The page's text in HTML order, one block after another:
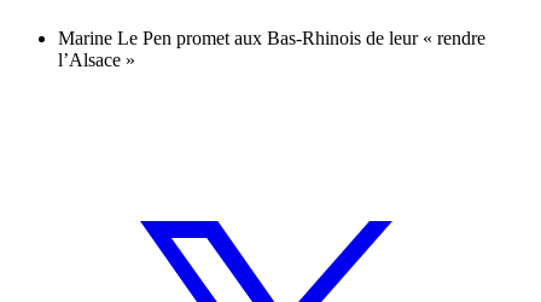
Marine Le Pen promet aux Bas-Rhinois de leur « rendre
l’Alsace »